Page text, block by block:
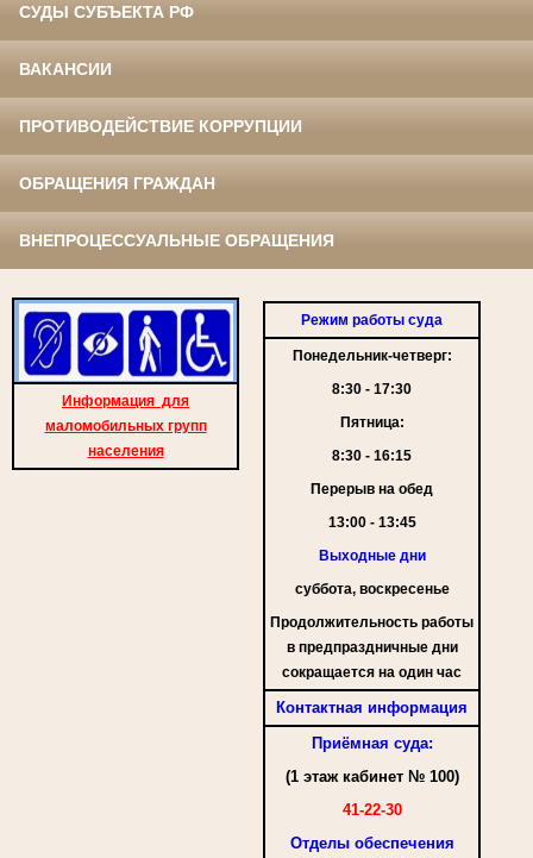
СУДЫ СУБЪЕКТА РФ
ВАКАНСИИ
ПРОТИВОДЕЙСТВИЕ КОРРУПЦИИ
ОБРАЩЕНИЯ ГРАЖДАН
ВНЕПРОЦЕССУАЛЬНЫЕ ОБРАЩЕНИЯ
Информация для
маломобильных групп
населения
Режим работы суда
Понедельник-четверг:
8:30 - 17:30
Пятница:
8:30 - 16:15
Перерыв на обед
13:00 - 13:45
Выходные дни
суббота, воскресенье
Продолжительность работы
в предпраздничные дни
сокращается на один час
Контактная информация
Приёмная суда:
(1 этаж кабинет № 100)
41-22-30
Отделы обеспечения